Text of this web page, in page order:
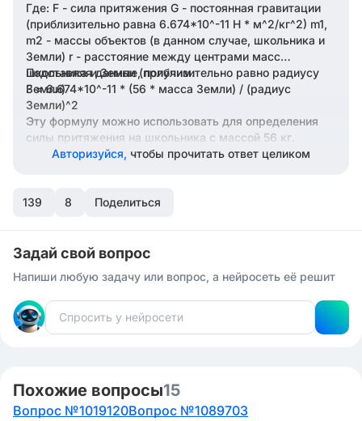
Где: F - сила притяжения G - постоянная гравитации
(приблизительно равна 6.674*10^-11 Н * м^2/кг^2) m1,
m2 - массы объектов (в данном случае, школьника и
Земли) r - расстояние между центрами масс
школьника и Земли (приблизительно равно радиусу
Земли)
Подставляя данные, получим:
F = 6.674*10^-11 * (56 * масса Земли) / (радиус
Земли)^2
Эту формулу можно использовать для определения
силы притяжения на школьника с массой 56 кг.
Авторизуйся, чтобы прочитать ответ целиком
139 8 Поделиться
Задай свой вопрос
Напиши любую задачу или вопрос, а нейросеть её решит
Похожие вопросы15
Вопрос №1019120Вопрос №1089703